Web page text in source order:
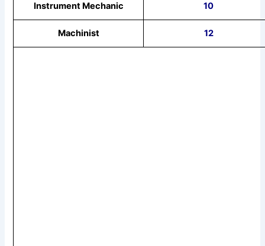
Instrument Mechanic 10
Machinist 12